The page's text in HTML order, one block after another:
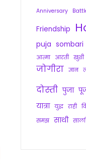
Anniversary
Friendship
puja sombari
आत्मा
आरती खुशी
जोगीरा ज्ञान
दोस्ती पुजा
यात्रा युद्ध राही
समझ साथी